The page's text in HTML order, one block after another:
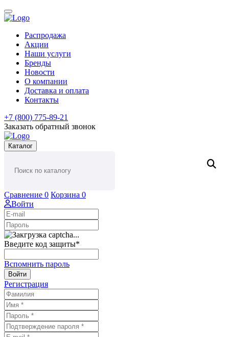
Распродажа
Акции
Наши услуги
Бренды
Новости
О компании
Доставка и оплата
Контакты
+7 (800) 775-89-21
Заказать обратный звонок
Каталог
Сравнение 0 Корзина 0
Войти
Введите код защиты*
Вспомнить пароль
Войти
Регистрация